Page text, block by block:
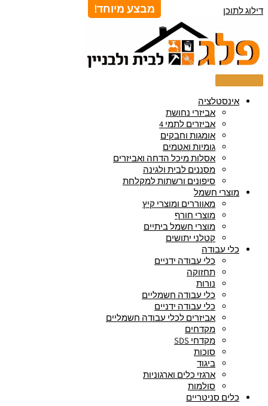
דילוג לתוכן
אינסטלציה
אביזרי נחושת
אביזרים לתמי 4
אומגות וחבקים
גומיות ואטמים
אסלות מיכל הדחה ואביזרים
מסננים לבית ולגינה
סיפונים ורשתות למקלחת
מוצרי חשמל
מאווררים ומוצרי קיץ
מוצרי חורף
מוצרי חשמל ביתיים
קטלני יתושים
כלי עבודה
כלי עבודה ידניים
תחזוקה
נורות
כלי עבודה חשמליים
כלי עבודה ידניים
אביזרים לכלי עבודה חשמליים
מקדחים
מקדחי SDS
סוכות
ביגוד
ארגזי כלים וארגוניות
סולמות
כלים סניטריים
מבצע מיוחד!